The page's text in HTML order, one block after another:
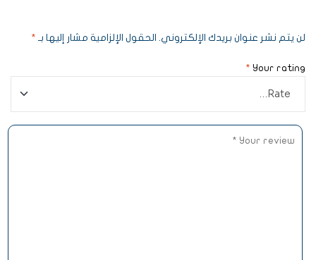
لن يتم نشر عنوان بريدك الإلكتروني. الحقول الإلزامية مشار إليها بـ *
Your rating
*